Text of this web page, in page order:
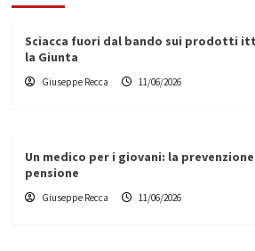
Sciacca fuori dal bando sui prodotti
la Giunta
Giuseppe Recca 11/06/2026
Un medico per i giovani: la prevenzione
pensione
Giuseppe Recca 11/06/2026